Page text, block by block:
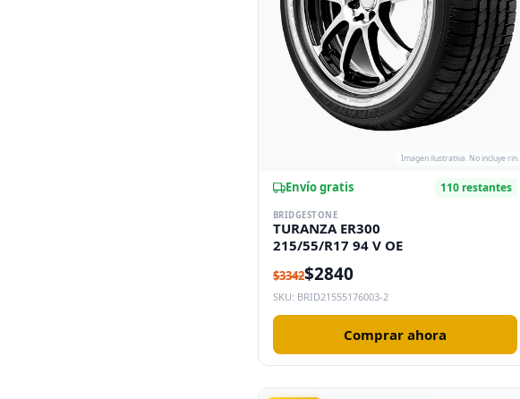
Imagen ilustrativa. No incluye rin.
Envío gratis 110 restantes
BRIDGESTONE
TURANZA ER300
215/55/R17 94 V OE
$3342$2840
SKU: BRID21555176003-2
Comprar ahora